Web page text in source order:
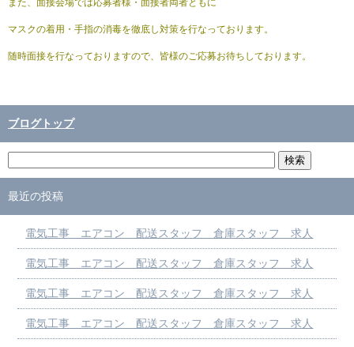
また、面接会場では応募者様・面接者両者ともに
マスクの着用・手指の消毒を徹底し対策を行なっております。
随時面接を行なっておりますので、皆様のご応募お待ちしております。
ブログトップ
最近の投稿
電気工事 エアコン 配送スタッフ 倉庫スタッフ 求人
電気工事 エアコン 配送スタッフ 倉庫スタッフ 求人
電気工事 エアコン 配送スタッフ 倉庫スタッフ 求人
電気工事 エアコン 配送スタッフ 倉庫スタッフ 求人